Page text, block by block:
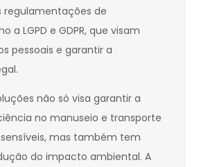
regulamentações de
a LGPD e GDPR, que visam
pessoais e garantir a
não só visa garantir a
no manuseio e transporte
mas também tem
do impacto ambiental. A